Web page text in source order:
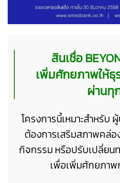
สินเชื่อ
เพิ่มศักยภาพให้
ผ่านทุ
โครงการนี้เหมาะสำหรับ
ต้องการเสริมสภาพคล่
กิจกรรม หรือปรับเปลี่ยน
เพื่อเพิ่มศักยภาพ